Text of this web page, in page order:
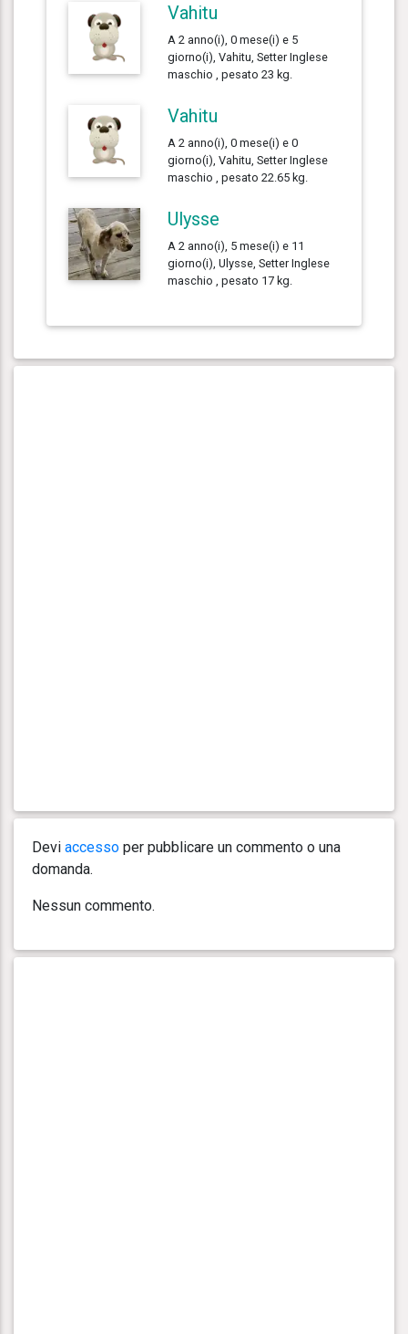
Vahitu
A 2 anno(i), 0 mese(i) e 5
giorno(i), Vahitu, Setter Inglese
maschio , pesato 23 kg.
Vahitu
A 2 anno(i), 0 mese(i) e 0
giorno(i), Vahitu, Setter Inglese
maschio , pesato 22.65 kg.
Ulysse
A 2 anno(i), 5 mese(i) e 11
giorno(i), Ulysse, Setter Inglese
maschio , pesato 17 kg.
Devi accesso per pubblicare un commento o una
domanda.
Nessun commento.